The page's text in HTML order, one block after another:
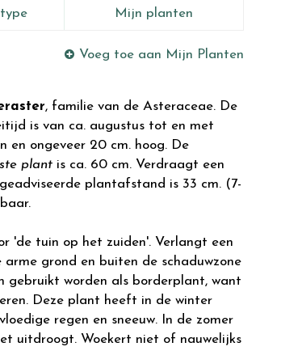
Mijn planten
Voeg toe aan Mijn Planten
, familie van de Asteraceae. De
is van ca. augustus tot en met
en ongeveer 20 cm. hoog. De
plant is ca. 60 cm. Verdraagt een
plantafstand is 33 cm. (7-
'de tuin op het zuiden'. Verlangt een
grond en buiten de schaduwzone
gebruikt worden als borderplant, want
Deze plant heeft in de winter
regen en sneeuw. In de zomer
uitdroogt. Woekert niet of nauwelijks